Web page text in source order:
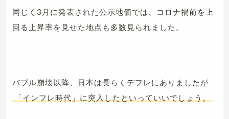
同じく3月に発表された公示地価では、コロナ禍前を上
回る上昇率を見せた地点も多数見られました。
バブル崩壊以降、日本は長らくデフレにありましたが
「インフレ時代」に突入したといっていいでしょう。